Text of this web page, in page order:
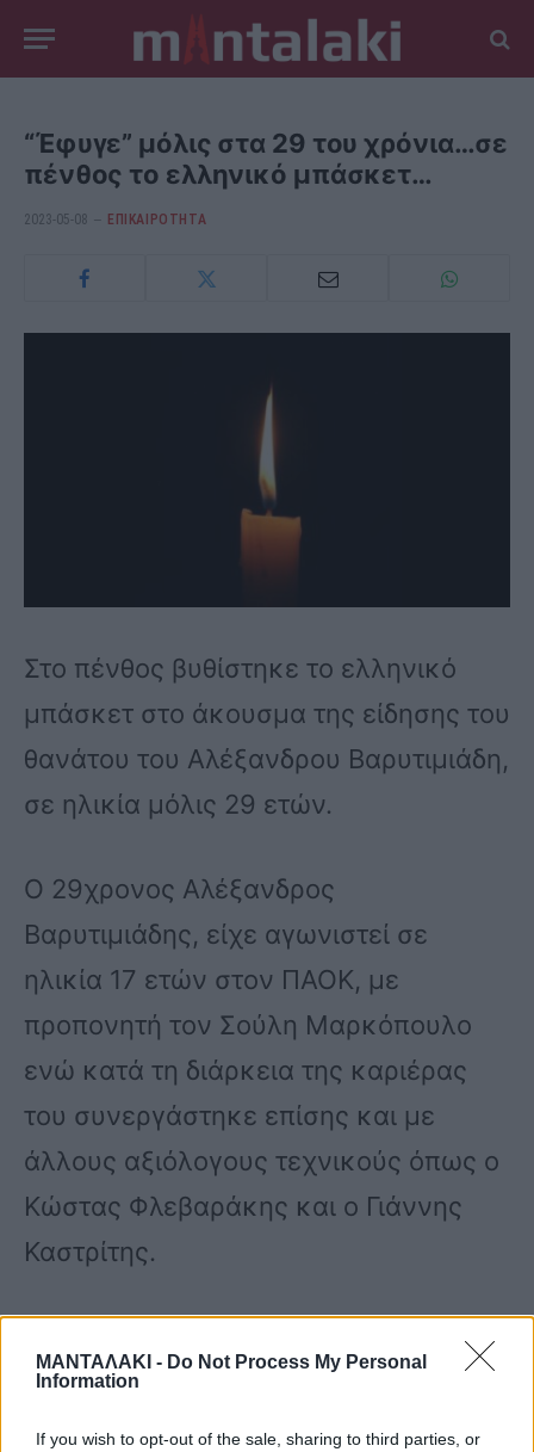
ΜΑΝΤΑΛΑΚΙ - Do Not Process My Personal
Information
If you wish to opt-out of the sale, sharing to third parties, or
“Έφυγε” μόλις στα 29 του χρόνια…σε
πένθος το ελληνικό μπάσκετ…
2023-05-08 ΕΠΙΚΑΙΡΟΤΗΤΑ
Στο πένθος βυθίστηκε το ελληνικό
μπάσκετ στο άκουσμα της είδησης του
θανάτου του Αλέξανδρου Βαρυτιμιάδη,
σε ηλικία μόλις 29 ετών.
Ο 29χρονος Αλέξανδρος
Βαρυτιμιάδης, είχε αγωνιστεί σε
ηλικία 17 ετών στον ΠΑΟΚ, με
προπονητή τον Σούλη Μαρκόπουλο
ενώ κατά τη διάρκεια της καριέρας
του συνεργάστηκε επίσης και με
άλλους αξιόλογους τεχνικούς όπως ο
Κώστας Φλεβαράκης και ο Γιάννης
Καστρίτης.